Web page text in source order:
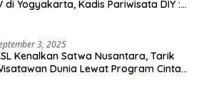
di Yogyakarta, Kadis Pariwisata DIY :
3, 2025
Kenalkan Satwa Nusantara, Tarik
Dunia Lewat Program Cinta